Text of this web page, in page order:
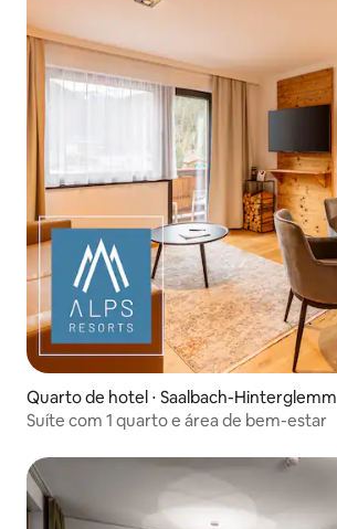
Quarto de hotel ⋅ Saalbach-Hinterglemm
Suíte com 1 quarto e área de bem-estar